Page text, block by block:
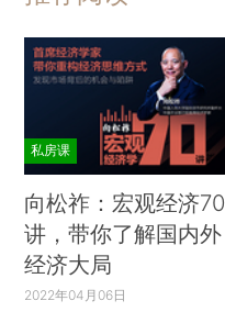
私房课
向松祚：宏观经济70
讲，带你了解国内外
经济大局
2022年04月06日